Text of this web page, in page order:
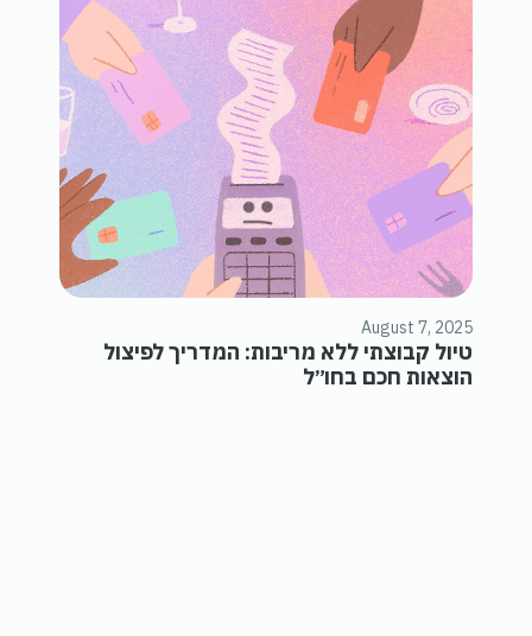
August 7, 2025
טיול קבוצתי ללא מריבות: המדריך לפיצול
הוצאות חכם בחו״ל